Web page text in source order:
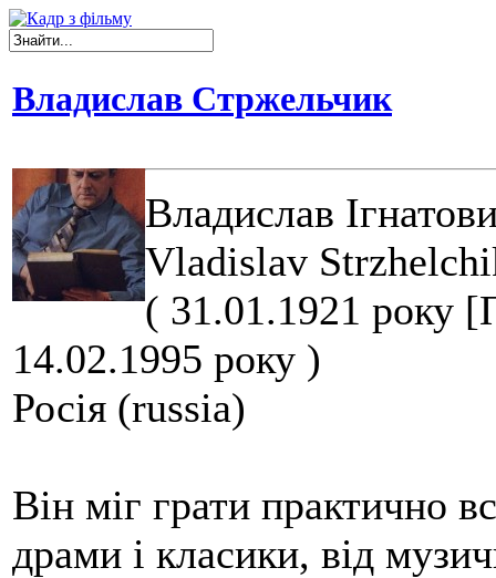
Владислав Стржельчик
Владислав
Vladislav
( 31.01.1921 року
14.02.1995 року )
Росія (russia)
Він міг грати практично
драми і класики, від